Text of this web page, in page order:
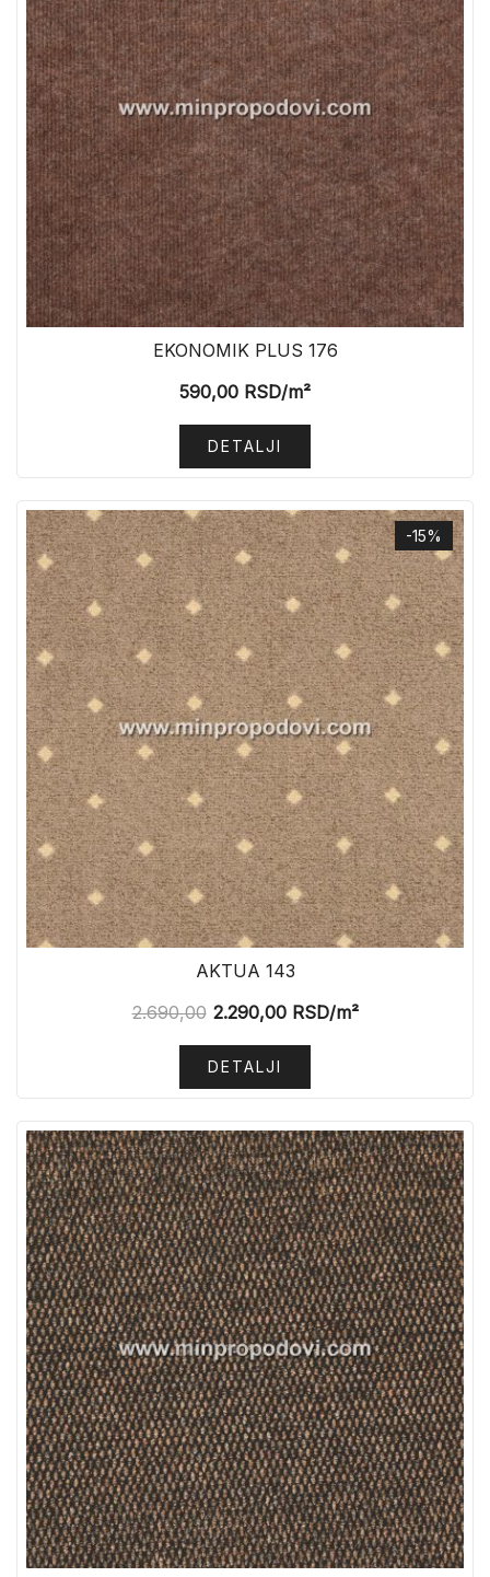
EKONOMIK PLUS 176
590,00 RSD/m²
DETALJI
-15%
AKTUA 143
2.690,00 2.290,00RSD/m²
DETALJI